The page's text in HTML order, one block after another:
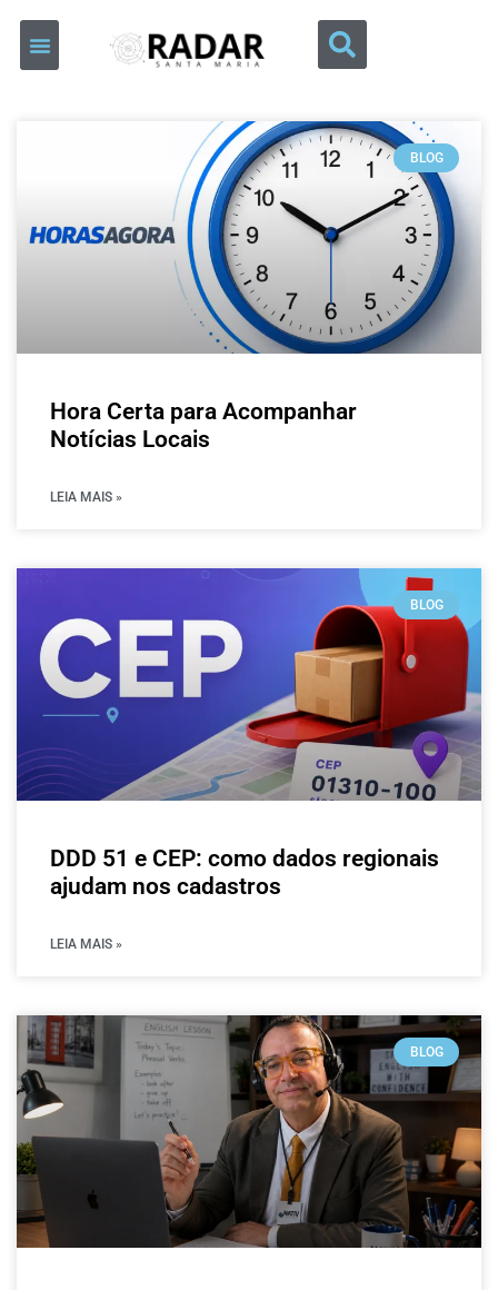
BLOG
Hora Certa para Acompanhar
Notícias Locais
LEIA MAIS »
BLOG
DDD 51 e CEP: como dados regionais
ajudam nos cadastros
LEIA MAIS »
BLOG